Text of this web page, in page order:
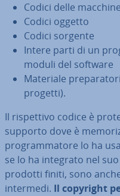
Codici delle macchine
Codici oggetto
Codici sorgente
Intere parti di un
moduli del software
Materiale
progetti).
Il ri­spet­ti­vo codice è
supporto dove è
pro­gram­ma­to­re lo ha
se lo ha integrato nel
prodotti finiti, sono
intermedi. Il copyright